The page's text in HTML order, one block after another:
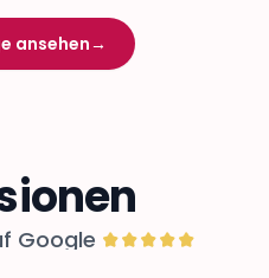
ansehen→
Google